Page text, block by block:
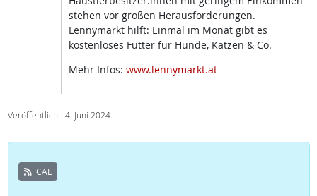
stehen vor großen Herausforderungen.
Lennymarkt hilft: Einmal im Monat gibt es
kostenloses Futter für Hunde, Katzen & Co.
Mehr Infos: www.lennymarkt.at
Veröffentlicht: 4. Juni 2024
iCAL